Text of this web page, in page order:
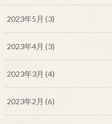
2023年5月 (3)
2023年4月 (3)
2023年3月 (4)
2023年2月 (6)